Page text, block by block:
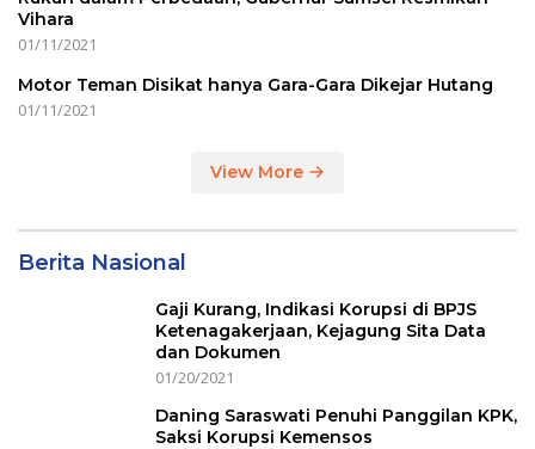
Vihara
01/11/2021
Motor Teman Disikat hanya Gara-Gara Dikejar Hutang
01/11/2021
View More
Berita Nasional
Gaji Kurang, Indikasi Korupsi di BPJS
Ketenagakerjaan, Kejagung Sita Data
dan Dokumen
01/20/2021
Daning Saraswati Penuhi Panggilan KPK,
Saksi Korupsi Kemensos